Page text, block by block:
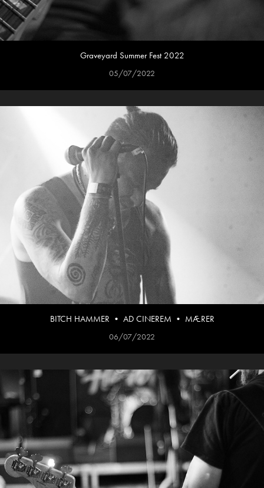
Graveyard Summer Fest 2022
05/07/2022
BITCH HAMMER • AD CINEREM • MÆRER
06/07/2022